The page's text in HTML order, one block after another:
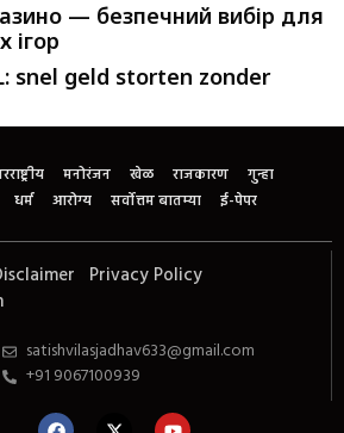
— безпечний вибір для
ігор
snel geld storten zonder
मनोरंजन खेळ राजकारण
गुन्हा
धर्म आरोग्य सर्वोत्तम बातम्या ई-पेपर
Privacy Policy
satishvilasjadhav633@gmail.com
+91 9067100939